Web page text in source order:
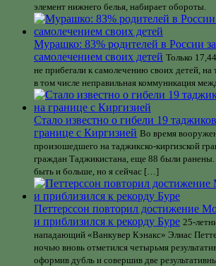
элемент нижнего белья, набирает обороты.
Мурашко: 83% родителей в России
самолечением своих детей Только
не прибегали к самолечению своих детей, на
в том числе неправильная коммуникация
Стало известно о гибели 19
границе с Киргизией Во время
произошедшего на таджикско-киргизской
граждан Таджикистана, еще 88 были
быть и больше, но я сейчас […]
Петтерссон повторил достижение
и приблизился к рекорду Буре 25-
нападающий «Ванкувер Кэнакс» Элиас
ночью вновь отметился четырьмя
оформив дубль и совершив две